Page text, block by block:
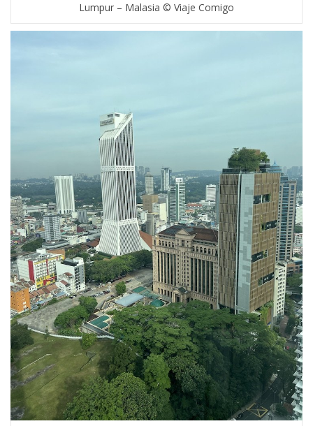
Lumpur – Malasia © Viaje Comigo